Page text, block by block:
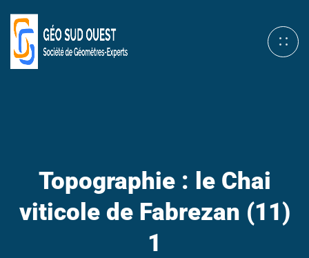
Topographie : le Chai
viticole de Fabrezan (11)
1